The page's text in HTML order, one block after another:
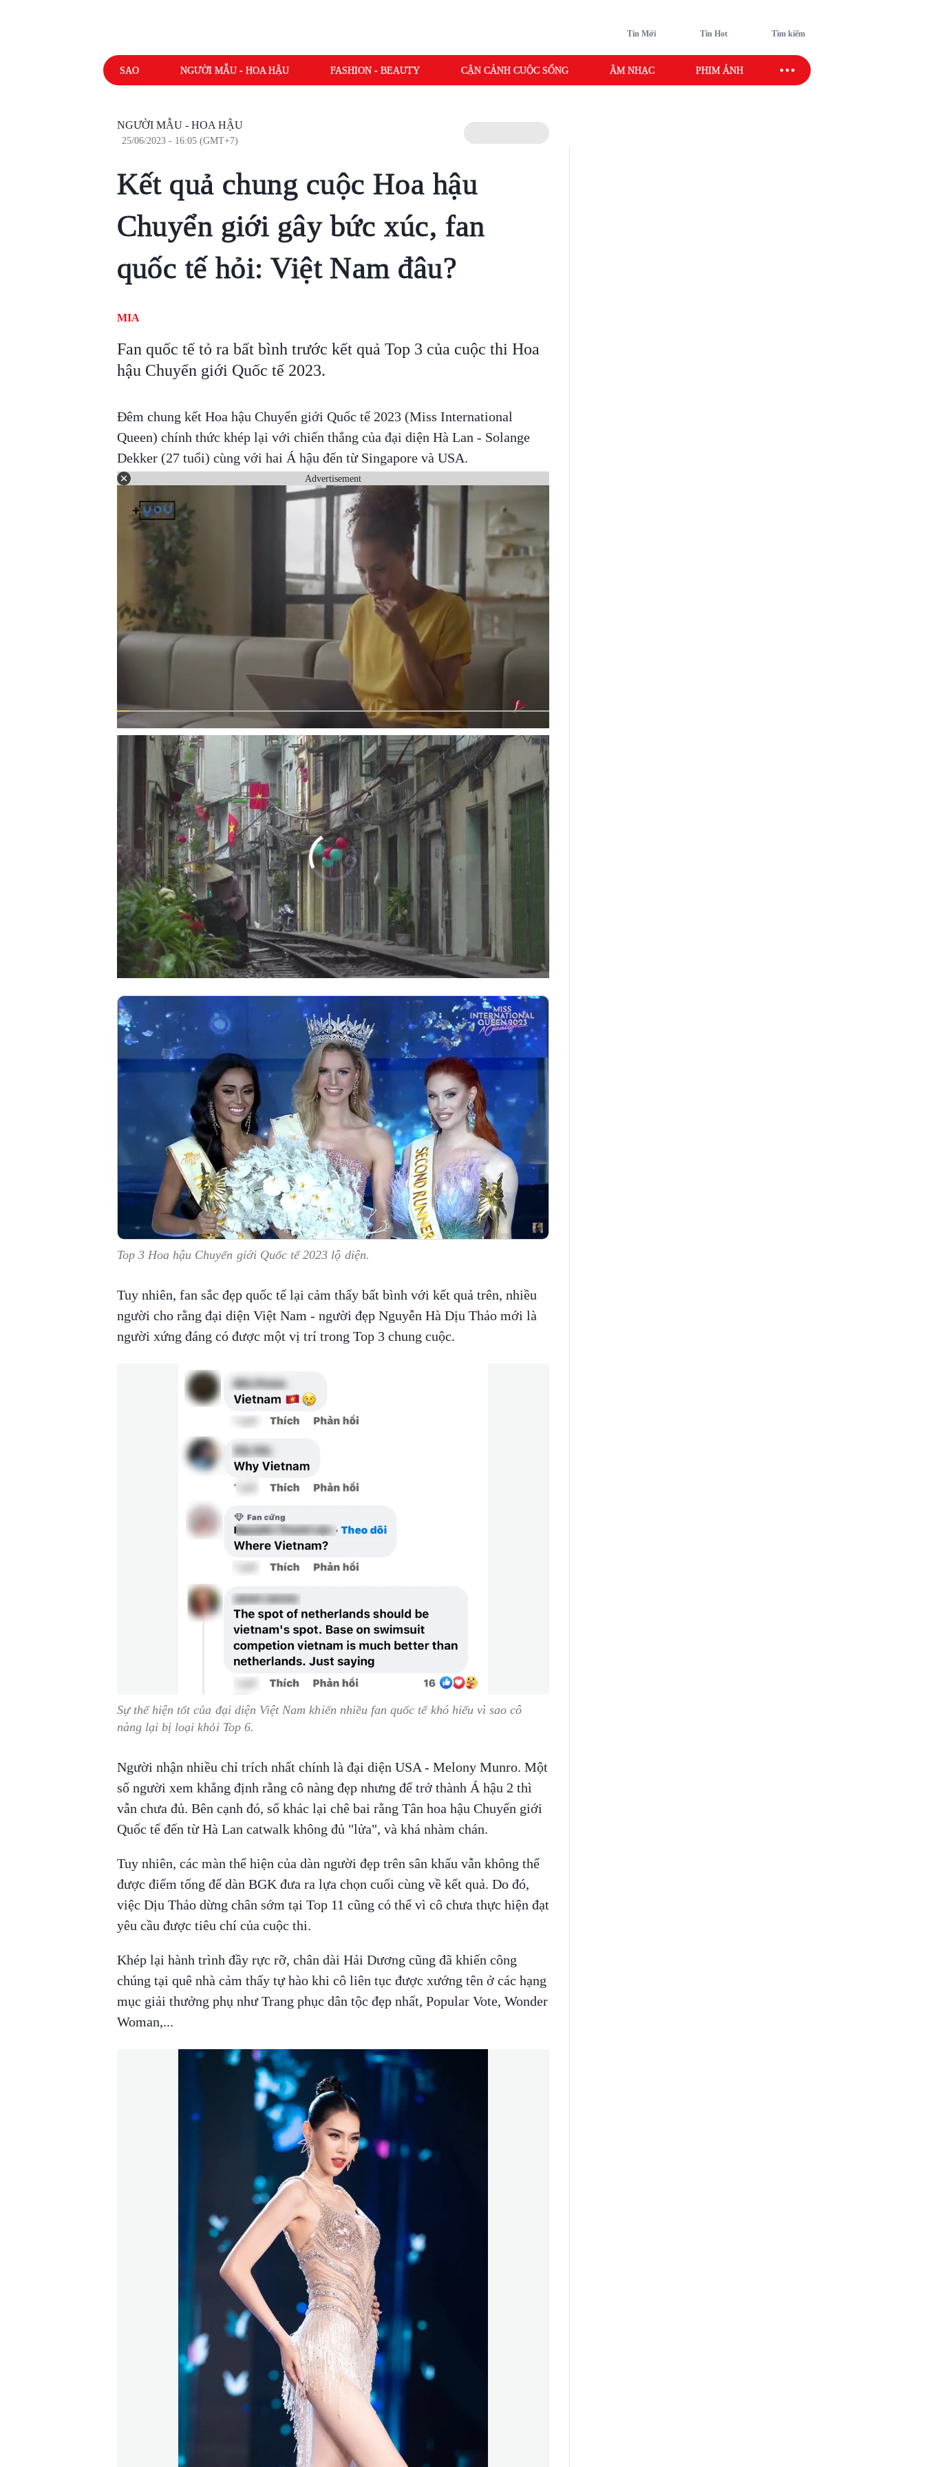
Tin Mới Tin Hot Tìm kiếm
SAO NGƯỜI MẪU - HOA HẬU FASHION - BEAUTY CẬN CẢNH CUỘC SỐNG ÂM NHẠC PHIM ẢNH SAO SPORT
NGƯỜI MẪU - HOA HẬU
25/06/2023 - 16:05 (GMT+7)
Kết quả chung cuộc Hoa hậu
Chuyển giới gây bức xúc, fan
quốc tế hỏi: Việt Nam đâu?
MIA
Fan quốc tế tỏ ra bất bình trước kết quả Top 3 của cuộc thi Hoa
hậu Chuyển giới Quốc tế 2023.
Đêm chung kết Hoa hậu Chuyển giới Quốc tế 2023 (Miss International
Queen) chính thức khép lại với chiến thắng của đại diện Hà Lan - Solange
Dekker (27 tuổi) cùng với hai Á hậu đến từ Singapore và USA.
Advertisement
00:00/00:59 VIETNAM HLS
Top 3 Hoa hậu Chuyển giới Quốc tế 2023 lộ diện.
Tuy nhiên, fan sắc đẹp quốc tế lại cảm thấy bất bình với kết quả trên, nhiều
người cho rằng đại diện Việt Nam - người đẹp Nguyễn Hà Dịu Thảo mới là
người xứng đáng có được một vị trí trong Top 3 chung cuộc.
Sự thể hiện tốt của đại diện Việt Nam khiến nhiều fan quốc tế khó hiểu vì sao cô
nàng lại bị loại khỏi Top 6.
Người nhận nhiều chỉ trích nhất chính là đại diện USA - Melony Munro. Một
số người xem khẳng định rằng cô nàng đẹp nhưng để trở thành Á hậu 2 thì
vẫn chưa đủ. Bên cạnh đó, số khác lại chê bai rằng Tân hoa hậu Chuyển giới
Quốc tế đến từ Hà Lan catwalk không đủ "lửa", và khá nhàm chán.
Tuy nhiên, các màn thể hiện của dàn người đẹp trên sân khấu vẫn không thể
được điểm tổng để dàn BGK đưa ra lựa chọn cuối cùng về kết quả. Do đó,
việc Dịu Thảo dừng chân sớm tại Top 11 cũng có thể vì cô chưa thực hiện đạt
yêu cầu được tiêu chí của cuộc thi.
Khép lại hành trình đầy rực rỡ, chân dài Hải Dương cũng đã khiến công
chúng tại quê nhà cảm thấy tự hào khi cô liên tục được xướng tên ở các hạng
mục giải thưởng phụ như Trang phục dân tộc đẹp nhất, Popular Vote, Wonder
Woman,...